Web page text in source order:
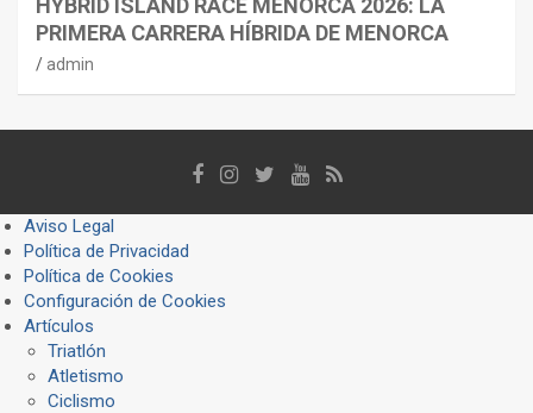
HYBRID ISLAND RACE MENORCA 2026: LA
PRIMERA CARRERA HÍBRIDA DE MENORCA
admin
Aviso Legal
Política de Privacidad
Política de Cookies
Configuración de Cookies
Artículos
Triatlón
Atletismo
Ciclismo